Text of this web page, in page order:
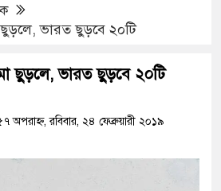
সিল-স্বাক্ষর জালিয়াতি চক্রের
উদ্ধার
ভারত ছুড়বে ২০টি
ছুড়লে, ভারত ছুড়বে ২০টি
রবিবার, ২৪ ফেব্রুয়ারী ২০১৯